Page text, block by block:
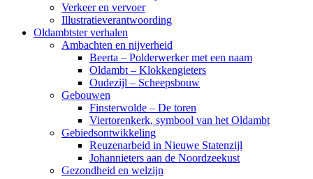
Verkeer en vervoer
Illustratieverantwoording
Oldambtster verhalen
Ambachten en nijverheid
Beerta – Polderwerker met een naam
Oldambt – Klokkengieters
Oudezijl – Scheepsbouw
Gebouwen
Finsterwolde – De toren
Viertorenkerk, symbool van het Oldambt
Gebiedsontwikkeling
Reuzenarbeid in Nieuwe Statenzijl
Johannieters aan de Noordzeekust
Gezondheid en welzijn